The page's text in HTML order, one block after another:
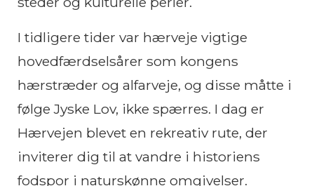
I tidligere tider var hærveje vigtige
hovedfærdselsårer som kongens
hærstræder og alfarveje, og disse måtte i
følge Jyske Lov, ikke spærres. I dag er
Hærvejen blevet en rekreativ rute, der
inviterer dig til at vandre i historiens
fodspor i naturskønne omgivelser.